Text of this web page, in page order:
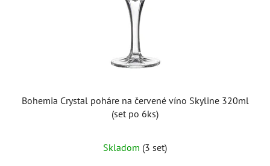
Bohemia Crystal poháre na červené víno Skyline 320ml
(set po 6ks)
Skladom (3 set)